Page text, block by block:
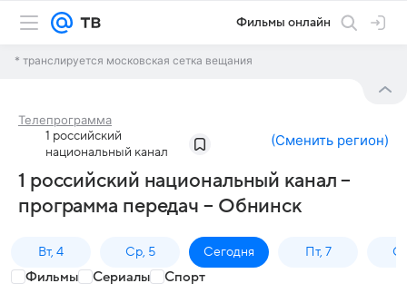
Фильмы онлайн
* транслируется московская сетка вещания
Телепрограмма
1 российский
национальный канал
(Сменить регион)
1 российский национальный канал –
программа передач – Обнинск
Вт, 4 Ср, 5 Сегодня Пт, 7
Фильмы Сериалы Спорт